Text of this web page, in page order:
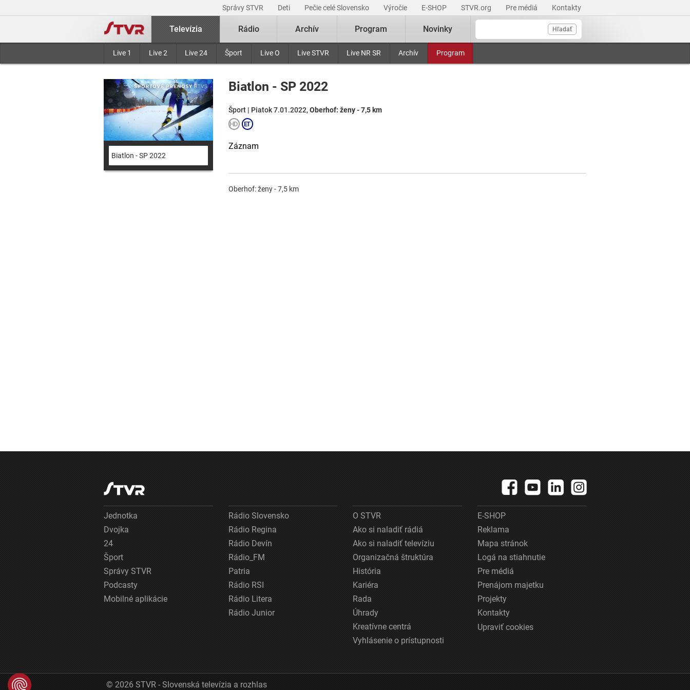
Správy STVR Deti Pečie celé Slovensko Výročie E-SHOP STVR.org Pre médiá Kontakty
Hľadať
Televízia
Live 1 Live 2 Live 24 Šport Live O Live STVR Live NR SR Archív Program
Rádio Archív Program Novinky
Biatlon - SP 2022
Biatlon - SP 2022
Šport | Piatok 7.01.2022,Oberhof: ženy - 7,5 km
Záznam
Oberhof: ženy - 7,5 km
Jednotka
Dvojka
24
Šport
Správy STVR
Podcasty
Mobilné aplikácie
Rádio Slovensko
Rádio Regina
Rádio Devín
Rádio_FM
Patria
Rádio RSI
Rádio Litera
Rádio Junior
O STVR
Ako si naladiť rádiá
Ako si naladiť televíziu
Organizačná štruktúra
História
Kariéra
Rada
Úhrady
Kreatívne centrá
Vyhlásenie o prístupnosti
E-SHOP
Reklama
Mapa stránok
Logá na stiahnutie
Pre médiá
Prenájom majetku
Projekty
Kontakty
Upraviť cookies
© 2026 STVR - Slovenská televízia a rozhlas